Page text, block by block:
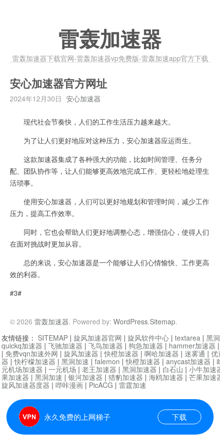
雷轰加速器
雷轰加速器下载官网-雷轰加速器vp免费版-雷轰加速app官方下载
安心加速器官方网址
2024年12月30日 安心加速器
现代社会节奏快，人们的工作生活压力越来越大。
为了让人们更好地应对这种压力，安心加速器应运而生。
这款加速器集成了各种强大的功能，比如时间管理、任务分
配、团队协作等，让人们能够更高效地完成工作、更轻松地处理生
活琐事。
使用安心加速器，人们可以更好地规划和管理时间，减少工作
压力，提高工作效率。
同时，它也会帮助人们更好地调整心态，增强信心，使得人们
在面对挑战时更加从容。
总的来说，安心加速器是一个能够让人们心情愉快、工作更高
效的利器。
#3#
© 2026 雷轰加速器. Powered by: WordPress.Sitemap.
永久免费的上网梯子 下载
友情链接： SITEMAP | 旋风加速器官网 | 旋风软件中心 | textarea | 黑
quickq加速器 | 飞驰加速器 | 飞鸟加速器 | 狗急加速器 | hammer加速器
| 免费vqn加速外网 | 旋风加速器 |快橙加速器 | 啊哈加速器 | 迷雾通 | 优
器 |快柠檬加速器 | 黑洞加速 | falemon |快橙加速器 | anycast加速器 |
元机场加速器 | 一元机场 | 老王加速器 | 黑洞加速器 | 白石山 | 小牛加速
果加速器 | 黑洞加速 | 银河加速器 | 猎豹加速器 | 海鸥加速器 | 芒果加速
旋风加速器度器 | 哔咔漫画 | PicACG | 雷霆加速